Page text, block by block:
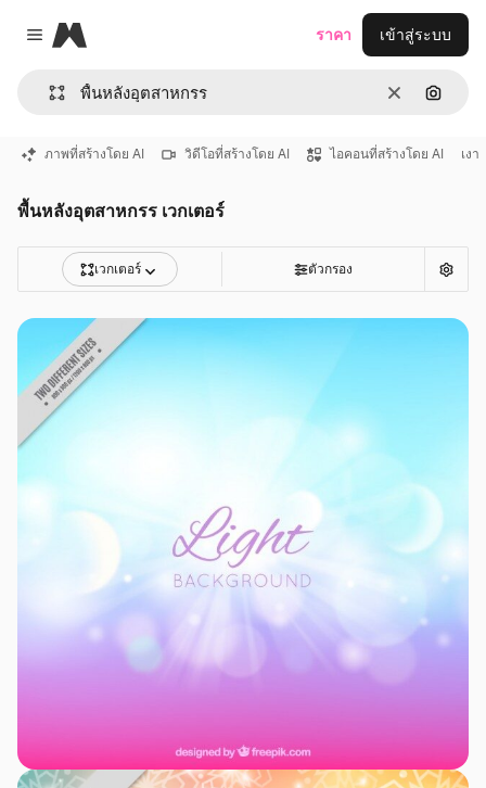
Close menu
Magnific
ชัดเจนค้นหา
ราคา เข้าสู่ระบบ
ภาพที่สร้างโดย AI วิดีโอที่สร้างโดย AI ไอคอนที่สร้างโดย AI เงา
พื้นหลังอุตสาหกรร เวกเตอร์
เวกเตอร์ ตัวกรอง